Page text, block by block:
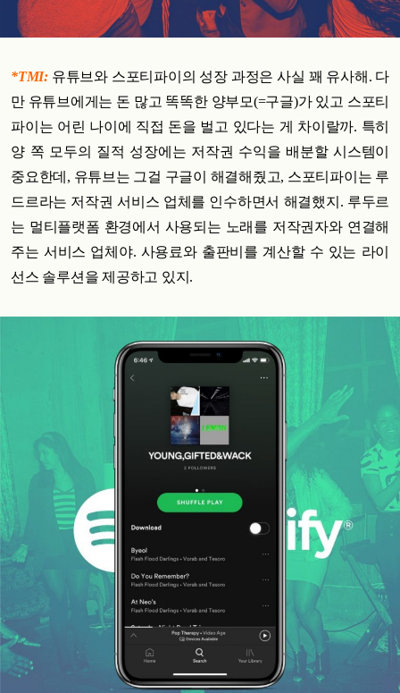
*TMI:유튜브와 스포티파이의 성장 과정은 사실 꽤 유사해. 다
만 유튜브에게는 돈 많고 똑똑한 양부모(=구글)가 있고 스포티
파이는 어린 나이에 직접 돈을 벌고 있다는 게 차이랄까. 특히
양 쪽 모두의 질적 성장에는 저작권 수익을 배분할 시스템이
중요한데, 유튜브는 그걸 구글이 해결해줬고, 스포티파이는 루
드르라는 저작권 서비스 업체를 인수하면서 해결했지. 루두르
는 멀티플랫폼 환경에서 사용되는 노래를 저작권자와 연결해
주는 서비스 업체야. 사용료와 출판비를 계산할 수 있는 라이
선스 솔루션을 제공하고 있지.